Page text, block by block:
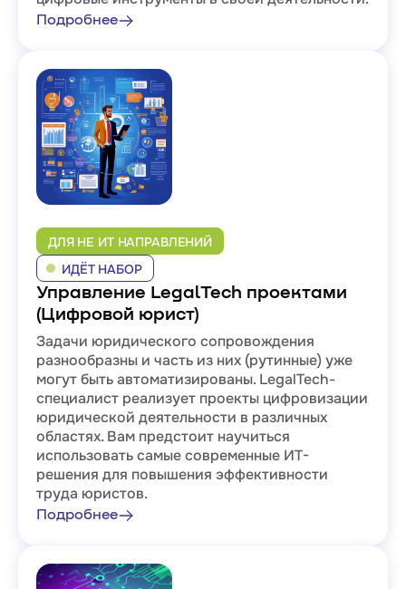
Подробнее
ДЛЯ НЕ ИТ НАПРАВЛЕНИЙ
ИДЁТ НАБОР
Управление LegalTech проектами
(Цифровой юрист)
Задачи юридического сопровождения
разнообразны и часть из них (рутинные) уже
могут быть автоматизированы. LegalTech-
специалист реализует проекты цифровизации
юридической деятельности в различных
областях. Вам предстоит научиться
использовать самые современные ИТ-
решения для повышения эффективности
труда юристов.
Подробнее